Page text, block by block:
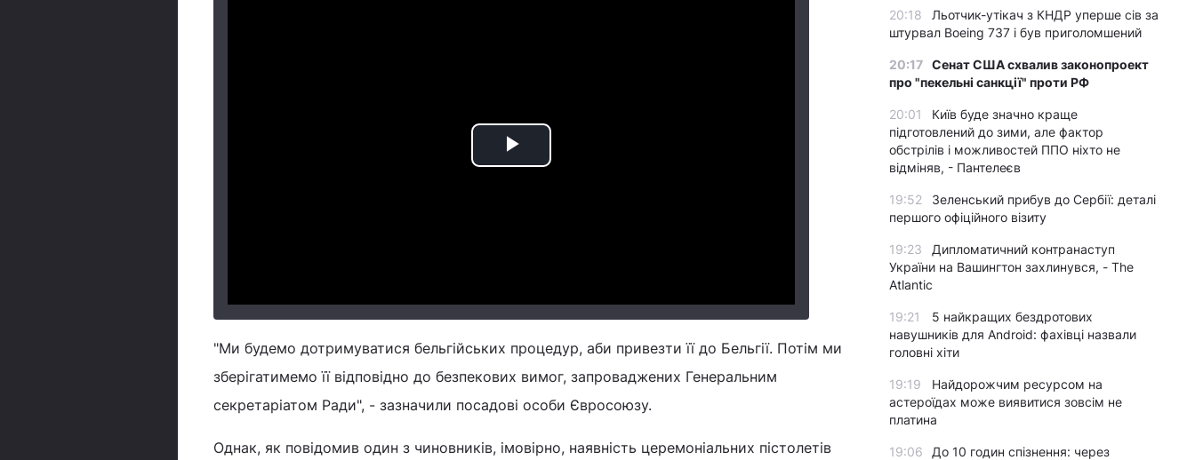
Play
"Ми будемо дотримуватися бельгійських процедур, аби привезти її до Бельгії. Потім ми
зберігатимемо її відповідно до безпекових вимог, запроваджених Генеральним
секретаріатом Ради", - зазначили посадові особи Євросоюзу.
Однак, як повідомив один з чиновників, імовірно, наявність церемоніальних пістолетів
20:18
Льотчик-утікач з КНДР уперше сів за
штурвал Boeing 737 і був приголомшений
20:17 Сенат США схвалив законопроект
про "пекельні санкції" проти РФ
20:01
Київ буде значно краще
підготовлений до зими, але фактор
обстрілів і можливостей ППО ніхто не
відміняв, - Пантелеєв
19:52
Зеленський прибув до Сербії: деталі
першого офіційного візиту
19:23
Дипломатичний контранаступ
України на Вашингтон захлинувся, - The
Atlantic
19:21
5 найкращих бездротових
навушників для Android: фахівці назвали
головні хіти
19:19
Найдорожчим ресурсом на
астероїдах може виявитися зовсім не
платина
19:06
До 10 годин спізнення: через